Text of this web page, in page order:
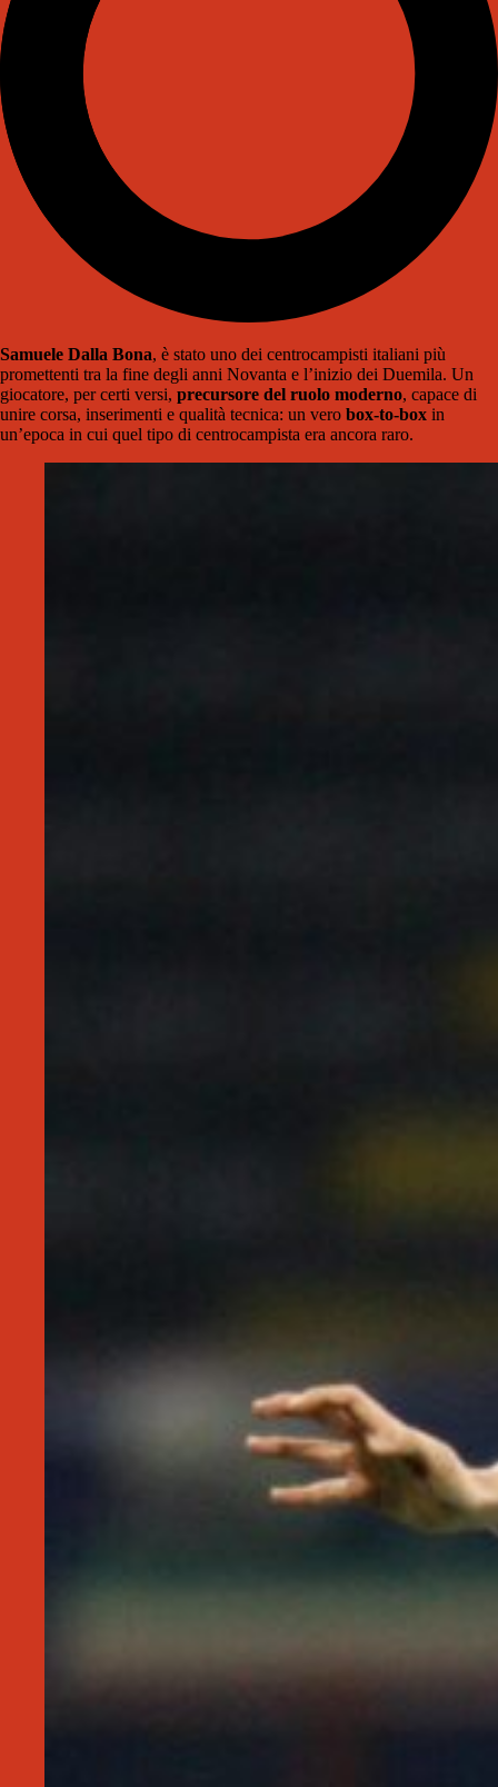
Samuele Dalla Bona, è stato uno dei centrocampisti italiani più
promettenti tra la fine degli anni Novanta e l’inizio dei Duemila. Un
giocatore, per certi versi, precursore del ruolo moderno, capace di
unire corsa, inserimenti e qualità tecnica: un vero box-to-box in
un’epoca in cui quel tipo di centrocampista era ancora raro.